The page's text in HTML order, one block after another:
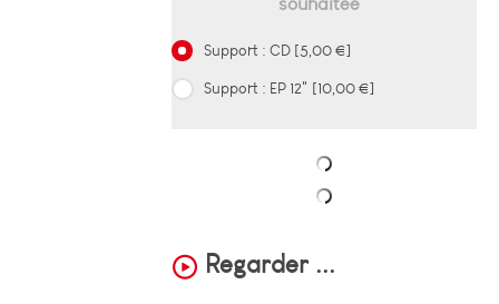
Support : CD [5,00 €]
Support : EP 12" [10,00 €]
Regarder ...